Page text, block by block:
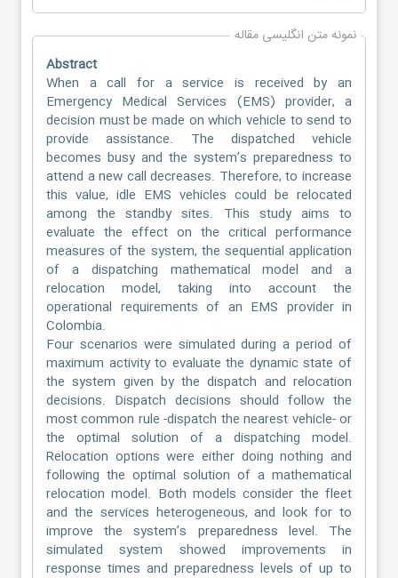
نمونه متن انگلیسی مقاله
Abstract
When a call for a service is received by an
Emergency Medical Services (EMS) provider, a
decision must be made on which vehicle to send to
provide assistance. The dispatched vehicle
becomes busy and the system’s preparedness to
attend a new call decreases. Therefore, to increase
this value, idle EMS vehicles could be relocated
among the standby sites. This study aims to
evaluate the effect on the critical performance
measures of the system, the sequential application
of a dispatching mathematical model and a
relocation model, taking into account the
operational requirements of an EMS provider in
Colombia.
Four scenarios were simulated during a period of
maximum activity to evaluate the dynamic state of
the system given by the dispatch and relocation
decisions. Dispatch decisions should follow the
most common rule -dispatch the nearest vehicle- or
the optimal solution of a dispatching model.
Relocation options were either doing nothing and
following the optimal solution of a mathematical
relocation model. Both models consider the fleet
and the services heterogeneous, and look for to
improve the system’s preparedness level. The
simulated system showed improvements in
response times and preparedness levels of up to